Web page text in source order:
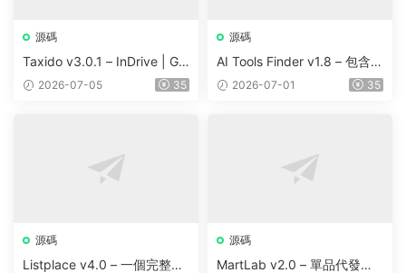
源碼
Taxido v3.0.1 – InDrive | Gr
ab | Uber Clone | Taxi Booki
2026-07-05 35
源碼
AI Tools Finder v1.8 – 包含 5
000 多種工具、訂閱、廣告
2026-07-01 35
源碼
Listplace v4.0 – 一個完整的
源碼
MartLab v2.0 – 單品代發貨